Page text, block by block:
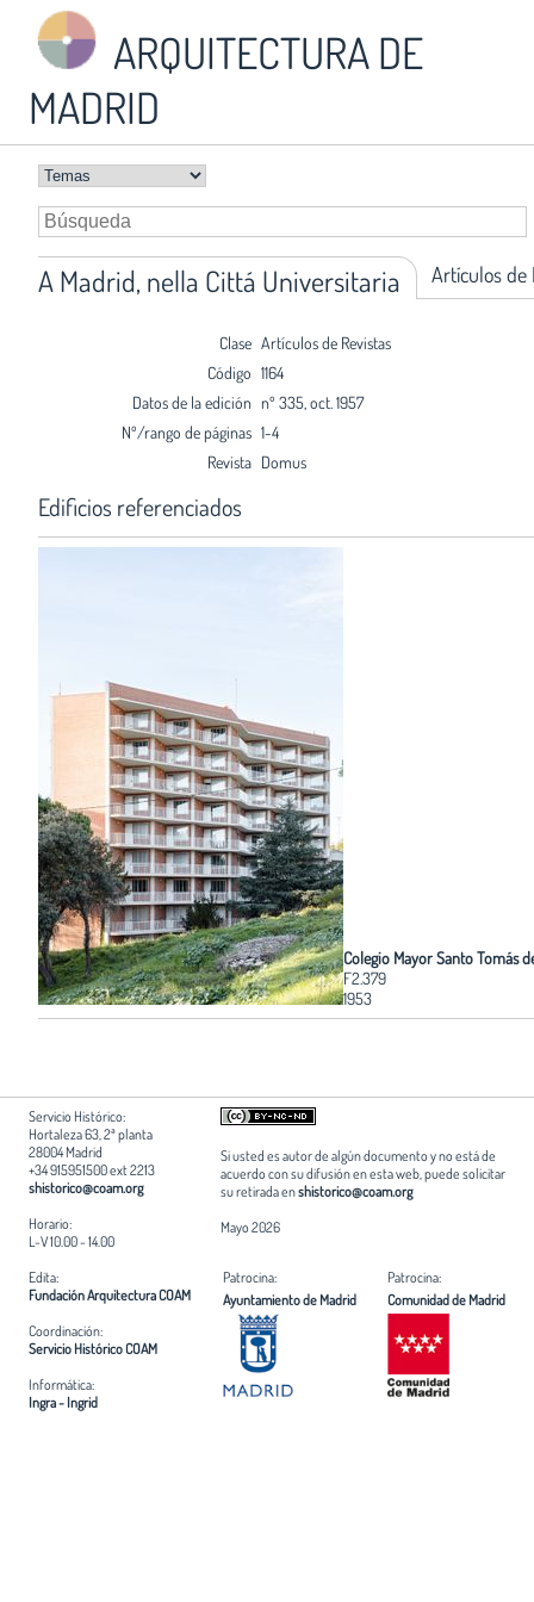
ARQUITECTURA DE
MADRID
A Madrid, nella Cittá Universitaria Artículos de
Clase Artículos de Revistas
Código 1164
Datos de la edición nº 335, oct. 1957
Nº/rango de páginas 1-4
Revista Domus
Edificios referenciados
Colegio Mayor Santo Tomás
F2.379
1953
Servicio Histórico:
Hortaleza 63, 2ª planta
28004 Madrid
+34 915951500 ext 2213
shistorico@coam.org
Horario:
L-V 10.00 - 14.00
Si usted es autor de algún documento y no está de
acuerdo con su difusión en esta web, puede solicitar
su retirada enshistorico@coam.org
Mayo 2026
Edita:
Fundación Arquitectura COAM
Coordinación:
Servicio Histórico COAM
Informática:
Ingra - Ingrid
Patrocina:
Ayuntamiento de Madrid
Patrocina:
Comunidad de Madrid